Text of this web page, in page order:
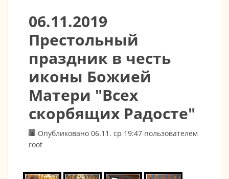
06.11.2019
Престольный
праздник в честь
иконы Божией
Матери "Всех
скорбящих Радосте"
Опубликовано 06.11. ср 19:47 пользователем
root